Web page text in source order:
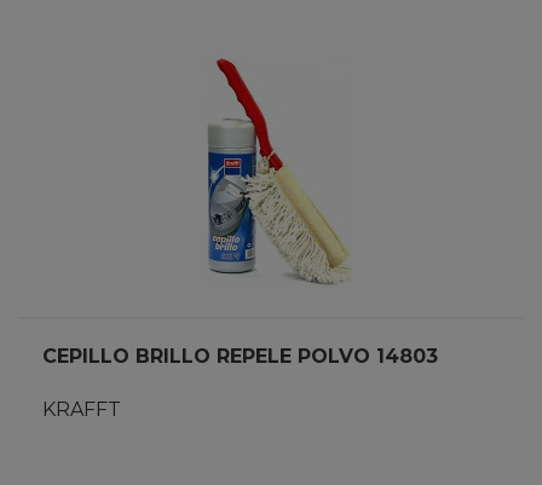
CEPILLO BRILLO REPELE POLVO 14803
KRAFFT